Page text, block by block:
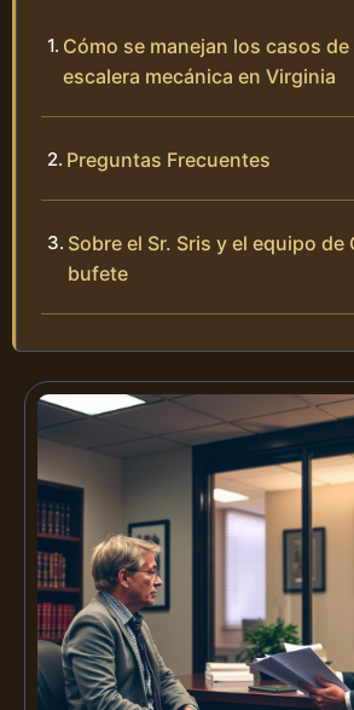
Cómo se manejan los casos
escalera mecánica en Virginia
Preguntas Frecuentes
Sobre el Sr. Sris y el equipo de
bufete